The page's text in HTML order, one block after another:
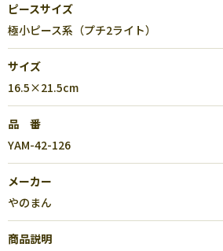
ピースサイズ
極小ピース系（プチ2ライト）
サイズ
16.5×21.5cm
品 番
YAM-42-126
メーカー
やのまん
商品説明